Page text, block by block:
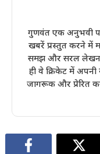
गुणवंत एक अनुभवी
खबरें प्रस्तुत करने में
समझ और सरल लेखन
ही वे क्रिकेट में
जागरूक और प्रेरित